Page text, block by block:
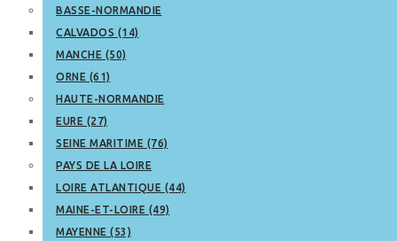
BASSE-NORMANDIE
CALVADOS (14)
MANCHE (50)
ORNE (61)
HAUTE-NORMANDIE
EURE (27)
SEINE MARITIME (76)
PAYS DE LA LOIRE
LOIRE ATLANTIQUE (44)
MAINE-ET-LOIRE (49)
MAYENNE (53)